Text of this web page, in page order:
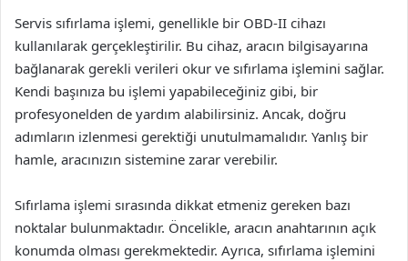
Servis sıfırlama işlemi, genellikle bir OBD-II cihazı
kullanılarak gerçekleştirilir. Bu cihaz, aracın bilgisayarına
bağlanarak gerekli verileri okur ve sıfırlama işlemini sağlar.
Kendi başınıza bu işlemi yapabileceğiniz gibi, bir
profesyonelden de yardım alabilirsiniz. Ancak, doğru
adımların izlenmesi gerektiği unutulmamalıdır. Yanlış bir
hamle, aracınızın sistemine zarar verebilir.
Sıfırlama işlemi sırasında dikkat etmeniz gereken bazı
noktalar bulunmaktadır. Öncelikle, aracın anahtarının açık
konumda olması gerekmektedir. Ayrıca, sıfırlama işlemini